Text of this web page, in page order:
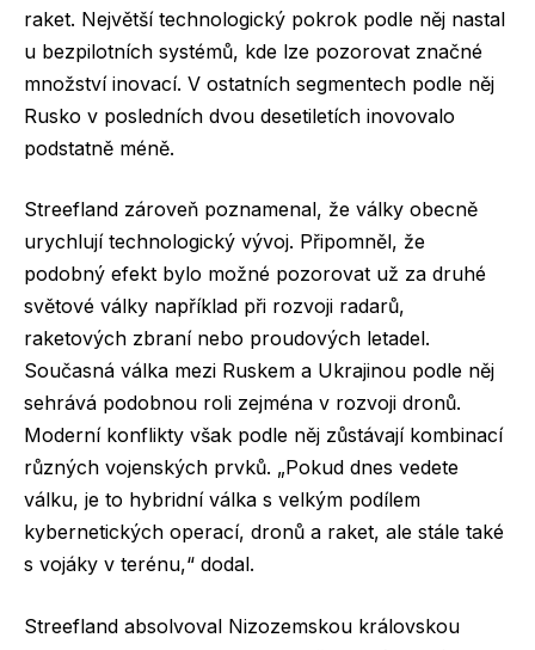
raket. Největší technologický pokrok podle něj nastal
u bezpilotních systémů, kde lze pozorovat značné
množství inovací. V ostatních segmentech podle něj
Rusko v posledních dvou desetiletích inovovalo
podstatně méně.
Streefland zároveň poznamenal, že války obecně
urychlují technologický vývoj. Připomněl, že
podobný efekt bylo možné pozorovat už za druhé
světové války například při rozvoji radarů,
raketových zbraní nebo proudových letadel.
Současná válka mezi Ruskem a Ukrajinou podle něj
sehrává podobnou roli zejména v rozvoji dronů.
Moderní konflikty však podle něj zůstávají kombinací
různých vojenských prvků. „Pokud dnes vedete
válku, je to hybridní válka s velkým podílem
kybernetických operací, dronů a raket, ale stále také
s vojáky v terénu,“ dodal.
Streefland absolvoval Nizozemskou královskou